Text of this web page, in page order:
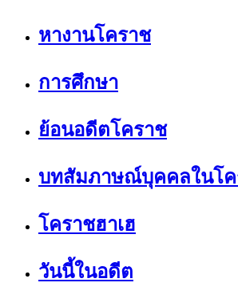
หางานโคราช
การศึกษา
ย้อนอดีตโคราช
บทสัมภาษณ์บุคคลในโค
โคราชฮาเฮ
วันนี้ในอดีต